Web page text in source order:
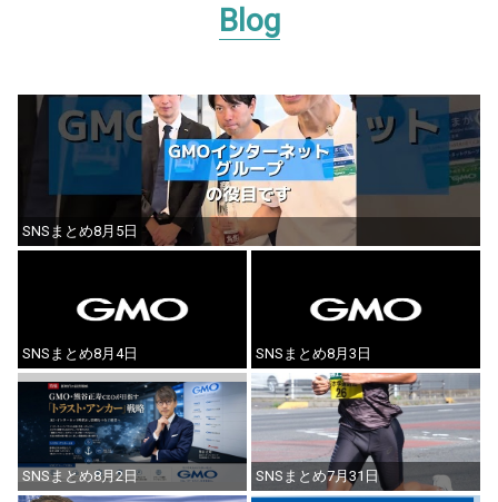
Blog
SNSまとめ8月5日
SNSまとめ8月4日 SNSまとめ8月3日
SNSまとめ8月2日 SNSまとめ7月31日